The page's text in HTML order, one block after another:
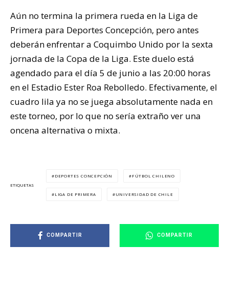
Aún no termina la primera rueda en la Liga de
Primera para Deportes Concepción, pero antes
deberán enfrentar a Coquimbo Unido por la sexta
jornada de la Copa de la Liga. Este duelo está
agendado para el día 5 de junio a las 20:00 horas
en el Estadio Ester Roa Rebolledo. Efectivamente, el
cuadro lila ya no se juega absolutamente nada en
este torneo, por lo que no sería extraño ver una
oncena alternativa o mixta.
ETIQUETAS
DEPORTES CONCEPCIÓN FÚTBOL CHILENO
LIGA DE PRIMERA UNIVERSIDAD DE CHILE
COMPARTIR COMPARTIR